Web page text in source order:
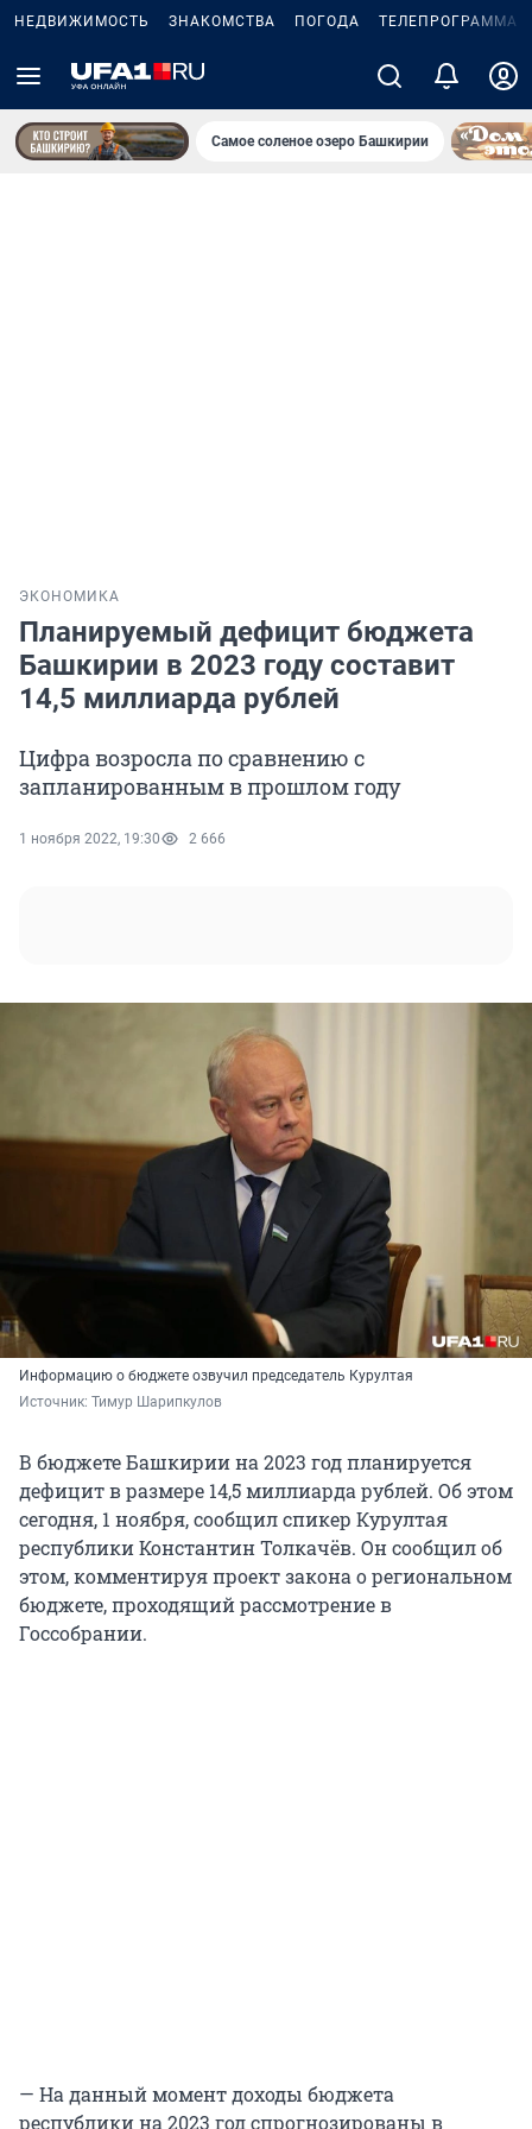
НЕДВИЖИМОСТЬ ЗНАКОМСТВА ПОГОДА ТЕЛЕПРОГРАММА
Самое соленое озеро Башкирии
ЭКОНОМИКА
Планируемый дефицит бюджета
Башкирии в 2023 году составит
14,5 миллиарда рублей
Цифра возросла по сравнению с
запланированным в прошлом году
1 ноября 2022, 19:30 2 666
Информацию о бюджете озвучил председатель Курултая
Источник: Тимур Шарипкулов
В бюджете Башкирии на 2023 год планируется
дефицит в размере 14,5 миллиарда рублей. Об этом
сегодня, 1 ноября, сообщил спикер Курултая
республики Константин Толкачёв. Он сообщил об
этом, комментируя проект закона о региональном
бюджете, проходящий рассмотрение в
Госсобрании.
— На данный момент доходы бюджета
республики на 2023 год спрогнозированы в